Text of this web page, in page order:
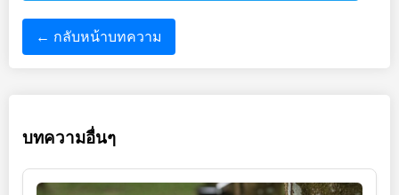
← กลับหน้าบทความ
บทความอื่นๆ